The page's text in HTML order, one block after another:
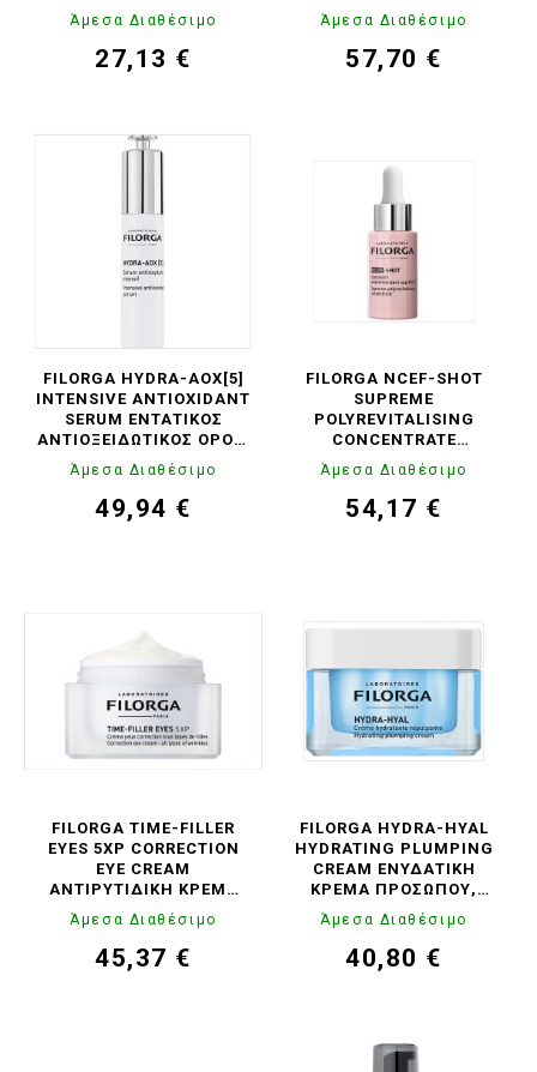
Άμεσα Διαθέσιμο
Τιμή
27,13 €
Άμεσα Διαθέσιμο
Τιμή
57,70 €
FILORGA HYDRA-AOX[5]
INTENSIVE ANTIOXIDANT
SERUM ΕΝΤΑΤΙΚΌΣ
ΑΝΤΙΟΞΕΙΔΩΤΙΚΌΣ ΟΡΌΣ,
Άμεσα Διαθέσιμο
Τιμή
49,94 €
FILORGA NCEF-SHOT
SUPREME
POLYREVITALISING
CONCENTRATE
ΑΝΤΙΓΗΡΑΝΤΙΚΌΣ ΟΡΌΣ
ΠΡΟΣΏΠΟΥ, 15ML
Άμεσα Διαθέσιμο
Τιμή
54,17 €
FILORGA TIME-FILLER
EYES 5XP CORRECTION
EYE CREAM
ΑΝΤΙΡΥΤΙΔΙΚΉ ΚΡΈΜΑ
ΜΑΤΙΏΝ, 15ML
Άμεσα Διαθέσιμο
Τιμή
45,37 €
FILORGA HYDRA-HYAL
HYDRATING PLUMPING
CREAM ΕΝΥΔΑΤΙΚΉ
ΚΡΈΜΑ ΠΡΟΣΏΠΟΥ,
Άμεσα Διαθέσιμο
Τιμή
40,80 €